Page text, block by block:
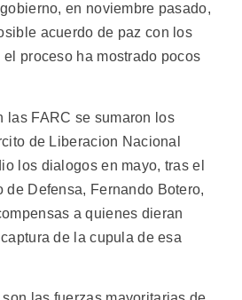
en noviembre pasado,
acuerdo de paz con los
proceso ha mostrado pocos
las FARC se sumaron los
de Liberacion Nacional
los dialogos en mayo, tras el
de Defensa, Fernando Botero,
a quienes dieran
de la cupula de esa